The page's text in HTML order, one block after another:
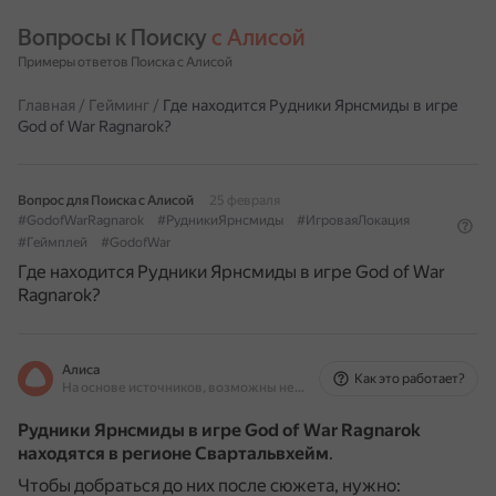
Вопросы к Поиску с Алисой
Примеры ответов Поиска с Алисой
Главная / Гейминг / Где находится Рудники Ярнсмиды в игре
God of War Ragnarok?
Вопрос для Поиска с Алисой
25 февраля
#GodofWarRagnarok
#РудникиЯрнсмиды
#ИгроваяЛокация
#Геймплей
#GodofWar
Где находится Рудники Ярнсмиды в игре God of War
Ragnarok?
Алиса
На основе источников, возможны неточности
Как это работает?
Рудники Ярнсмиды в игре God of War Ragnarok
находятся в регионе Свартальвхейм.
Чтобы добраться до них после сюжета, нужно: